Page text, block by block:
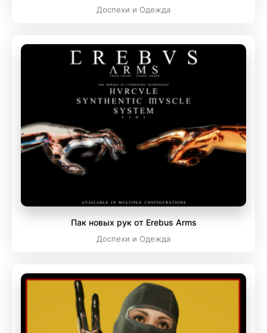
Доспехи и Одежда
Пак новых рук от Erebus Arms
Доспехи и Одежда